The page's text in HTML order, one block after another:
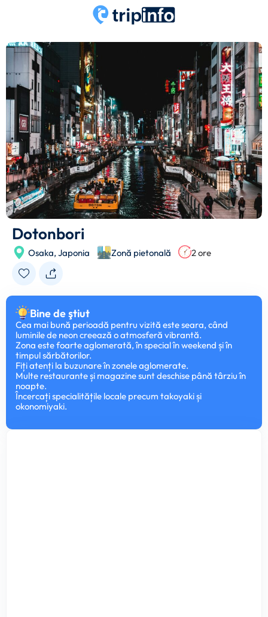
Dotonbori
Osaka, Japonia Zonă pietonală 2 ore
Bine de ştiut
Cea mai bună perioadă pentru vizită este seara, când
luminile de neon creează o atmosferă vibrantă.
Zona este foarte aglomerată, în special în weekend și în
timpul sărbătorilor.
Fiți atenți la buzunare în zonele aglomerate.
Multe restaurante și magazine sunt deschise până târziu în
noapte.
Încercați specialitățile locale precum takoyaki și
okonomiyaki.